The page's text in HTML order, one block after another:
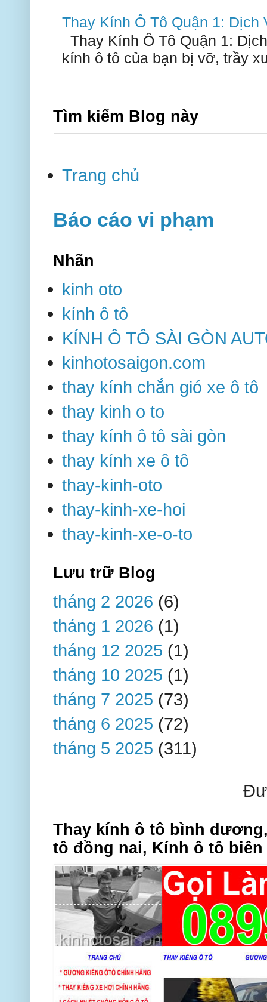
Thay Kính Ô Tô Quận 1:
Thay Kính Ô Tô Quận 1:
kính ô tô của bạn bị vỡ, trầy
Tìm kiếm Blog này
Trang chủ
Báo cáo vi phạm
Nhãn
kinh oto
kính ô tô
KÍNH Ô TÔ SÀI GÒN
kinhotosaigon.com
thay kính chắn gió xe ô tô
thay kinh o to
thay kính ô tô sài gòn
thay kính xe ô tô
thay-kinh-oto
thay-kinh-xe-hoi
thay-kinh-xe-o-to
Lưu trữ Blog
tháng 2 2026 (6)
tháng 1 2026 (1)
tháng 12 2025 (1)
tháng 10 2025 (1)
tháng 7 2025 (73)
tháng 6 2025 (72)
tháng 5 2025 (311)
Thay kính ô tô bình
tô đồng nai, Kính ô tô biên